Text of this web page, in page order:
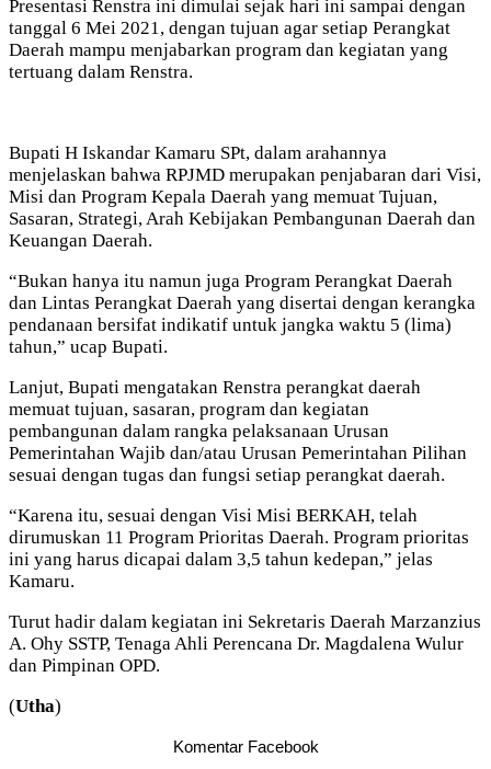
Presentasi Renstra ini dimulai sejak hari ini sampai dengan
tanggal 6 Mei 2021, dengan tujuan agar setiap Perangkat
Daerah mampu menjabarkan program dan kegiatan yang
tertuang dalam Renstra.
Bupati H Iskandar Kamaru SPt, dalam arahannya
menjelaskan bahwa RPJMD merupakan penjabaran dari Visi,
Misi dan Program Kepala Daerah yang memuat Tujuan,
Sasaran, Strategi, Arah Kebijakan Pembangunan Daerah dan
Keuangan Daerah.
“Bukan hanya itu namun juga Program Perangkat Daerah
dan Lintas Perangkat Daerah yang disertai dengan kerangka
pendanaan bersifat indikatif untuk jangka waktu 5 (lima)
tahun,” ucap Bupati.
Lanjut, Bupati mengatakan Renstra perangkat daerah
memuat tujuan, sasaran, program dan kegiatan
pembangunan dalam rangka pelaksanaan Urusan
Pemerintahan Wajib dan/atau Urusan Pemerintahan Pilihan
sesuai dengan tugas dan fungsi setiap perangkat daerah.
“Karena itu, sesuai dengan Visi Misi BERKAH, telah
dirumuskan 11 Program Prioritas Daerah. Program prioritas
ini yang harus dicapai dalam 3,5 tahun kedepan,” jelas
Kamaru.
Turut hadir dalam kegiatan ini Sekretaris Daerah Marzanzius
A. Ohy SSTP, Tenaga Ahli Perencana Dr. Magdalena Wulur
dan Pimpinan OPD.
(Utha)
Komentar Facebook